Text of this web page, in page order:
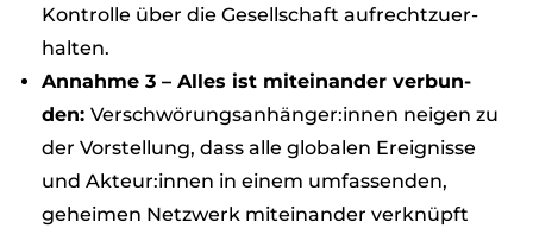
Kon­trolle über die Gesell­schaft auf­recht­zu­er­
hal­ten.
Annahme 3 – Alles ist mit­ein­an­der ver­bun­
den: Verschwörungsanhänger:innen nei­gen zu
der Vor­stel­lung, dass alle glo­ba­len Ereig­nisse
und Akteur:innen in einem umfas­sen­den,
gehei­men Netz­werk mit­ein­an­der ver­knüpft